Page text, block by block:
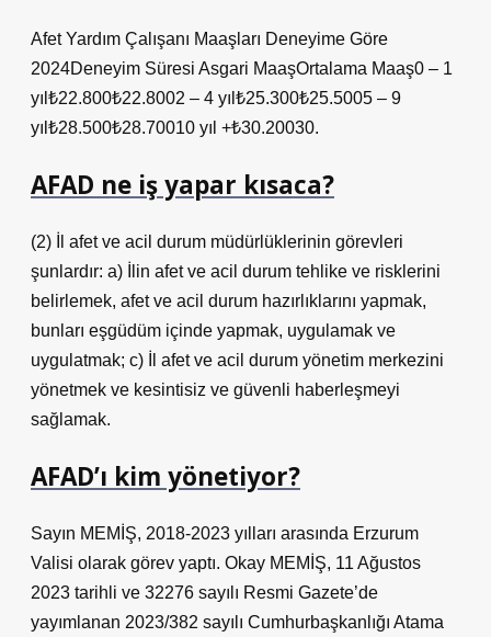
Afet Yardım Çalışanı Maaşları Deneyime Göre
2024Deneyim Süresi Asgari MaaşOrtalama Maaş0 – 1
yıl₺22.800₺22.8002 – 4 yıl₺25.300₺25.5005 – 9
yıl₺28.500₺28.70010 yıl +₺30.20030.
AFAD ne iş yapar kısaca?
(2) İl afet ve acil durum müdürlüklerinin görevleri
şunlardır: a) İlin afet ve acil durum tehlike ve risklerini
belirlemek, afet ve acil durum hazırlıklarını yapmak,
bunları eşgüdüm içinde yapmak, uygulamak ve
uygulatmak; c) İl afet ve acil durum yönetim merkezini
yönetmek ve kesintisiz ve güvenli haberleşmeyi
sağlamak.
AFAD’ı kim yönetiyor?
Sayın MEMİŞ, 2018-2023 yılları arasında Erzurum
Valisi olarak görev yaptı. Okay MEMİŞ, 11 Ağustos
2023 tarihli ve 32276 sayılı Resmi Gazete’de
yayımlanan 2023/382 sayılı Cumhurbaşkanlığı Atama